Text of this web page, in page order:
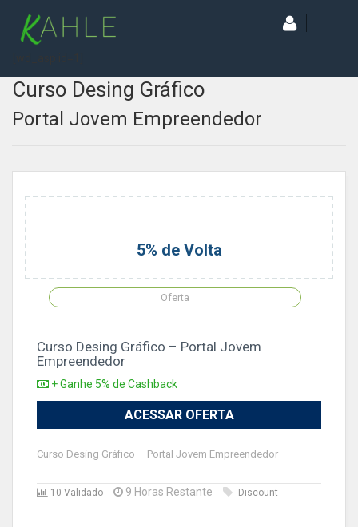
Curso Desing Gráfico
Portal Jovem Empreendedor
5% de Volta
Oferta
Curso Desing Gráfico – Portal Jovem
Empreendedor
+ Ganhe 5% de Cashback
ACESSAR OFERTA
Curso Desing Gráfico – Portal Jovem Empreendedor
10 Validado 9 Horas Restante Discount